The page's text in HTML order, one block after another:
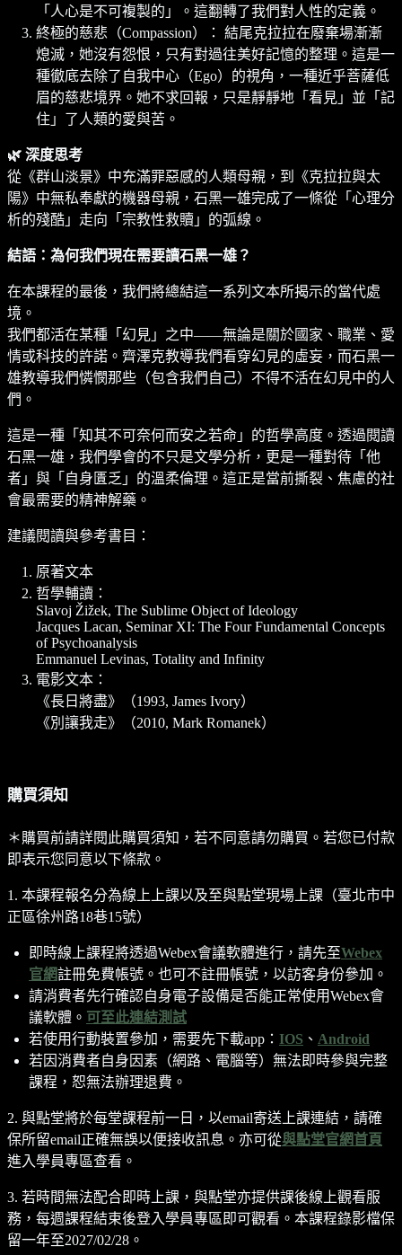
「人心是不可複製的」。這翻轉了我們對人性的定義。
終極的慈悲（Compassion）： 結尾克拉拉在廢棄場漸漸
熄滅，她沒有怨恨，只有對過往美好記憶的整理。這是一
種徹底去除了自我中心（Ego）的視角，一種近乎菩薩低
眉的慈悲境界。她不求回報，只是靜靜地「看見」並「記
住」了人類的愛與苦。
🌿 深度思考
從《群山淡景》中充滿罪惡感的人類母親，到《克拉拉與太
陽》中無私奉獻的機器母親，石黑一雄完成了一條從「心理分
析的殘酷」走向「宗教性救贖」的弧線。
結語：為何我們現在需要讀石黑一雄？
在本課程的最後，我們將總結這一系列文本所揭示的當代處
境。
我們都活在某種「幻見」之中——無論是關於國家、職業、愛
情或科技的許諾。齊澤克教導我們看穿幻見的虛妄，而石黑一
雄教導我們憐憫那些（包含我們自己）不得不活在幻見中的人
們。
這是一種「知其不可奈何而安之若命」的哲學高度。透過閱讀
石黑一雄，我們學會的不只是文學分析，更是一種對待「他
者」與「自身匱乏」的溫柔倫理。這正是當前撕裂、焦慮的社
會最需要的精神解藥。
建議閱讀與參考書目：
原著文本
哲學輔讀：
Slavoj Žižek, The Sublime Object of Ideology
Jacques Lacan, Seminar XI: The Four Fundamental Concepts
of Psychoanalysis
Emmanuel Levinas, Totality and Infinity
電影文本：
《長日將盡》（1993, James Ivory）
《別讓我走》（2010, Mark Romanek）
購買須知
＊購買前請詳閱此購買須知，若不同意請勿購買。若您已付款
即表示您同意以下條款。
1. 本課程報名分為線上上課以及至與點堂現場上課（臺北市中
正區徐州路18巷15號）
即時線上課程將透過Webex會議軟體進行，請先至Webex
官網註冊免費帳號。也可不註冊帳號，以訪客身份參加。
請消費者先行確認自身電子設備是否能正常使用Webex會
議軟體。 可至此連結測試
若使用行動裝置參加，需要先下載app： IOS 、 Android
若因消費者自身因素（網路、電腦等）無法即時參與完整
課程，恕無法辦理退費。
2. 與點堂將於每堂課程前一日，以email寄送上課連結，請確
保所留email正確無誤以便接收訊息。亦可從與點堂官網首頁
進入學員專區查看。
3. 若時間無法配合即時上課，與點堂亦提供課後線上觀看服
務，每週課程結束後登入學員專區即可觀看。本課程錄影檔保
留一年至2027/02/28。